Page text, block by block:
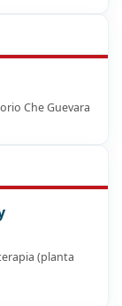
Che Guevara
(planta